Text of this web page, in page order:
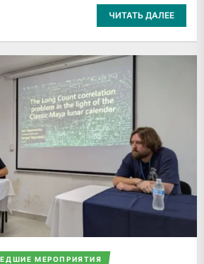
ЧИТАТЬ ДАЛЕЕ
МЕРОПРИЯТИЯ